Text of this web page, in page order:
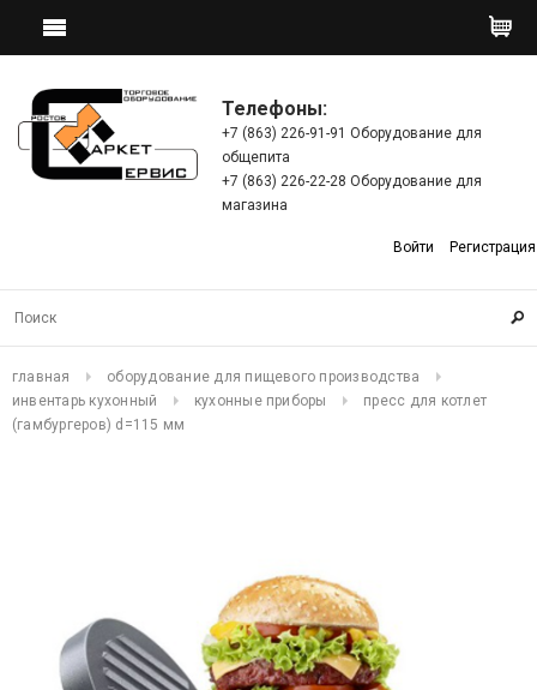
Телефоны:
+7 (863) 226-91-91 Оборудование для
общепита
+7 (863) 226-22-28 Оборудование для
магазина
Войти Регистрация
главная
оборудование для пищевого производства
инвентарь кухонный
кухонные приборы
пресс для котлет
(гамбургеров) d=115 мм